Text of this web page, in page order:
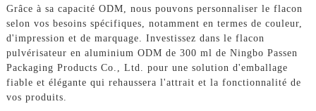
Grâce à sa capacité ODM, nous pouvons personnaliser le flacon
selon vos besoins spécifiques, notamment en termes de couleur,
d'impression et de marquage. Investissez dans le flacon
pulvérisateur en aluminium ODM de 300 ml de Ningbo Passen
Packaging Products Co., Ltd. pour une solution d'emballage
fiable et élégante qui rehaussera l'attrait et la fonctionnalité de
vos produits.